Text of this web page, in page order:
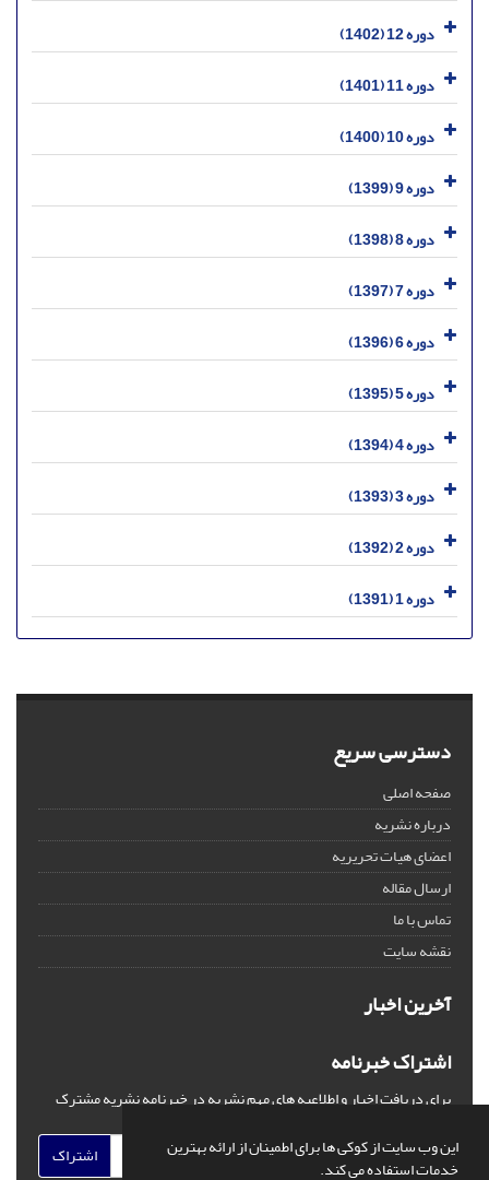
این وب سایت از کوکی ها برای اطمینان از ارائه بهترین
خدمات استفاده می کند.
دوره 12 (1402)
دوره 11 (1401)
دوره 10 (1400)
دوره 9 (1399)
دوره 8 (1398)
دوره 7 (1397)
دوره 6 (1396)
دوره 5 (1395)
دوره 4 (1394)
دوره 3 (1393)
دوره 2 (1392)
دوره 1 (1391)
دسترسی سریع
صفحه اصلی
درباره نشریه
اعضای هیات تحریریه
ارسال مقاله
تماس با ما
نقشه سایت
آخرین اخبار
اشتراک خبرنامه
برای دریافت اخبار و اطلاعیه های مهم نشریه در خبرنامه نشریه مشترک
اشتراک